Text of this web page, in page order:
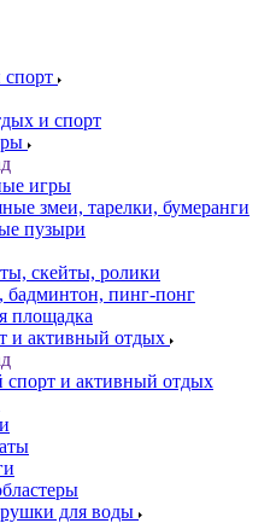
и спорт
игры
змеи, тарелки, бумеранги
пузыри
скейты, ролики
бадминтон, пинг-понг
площадка
и активный отдых
спорт и активный отдых
для воды